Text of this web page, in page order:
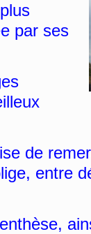
par ses
de
entre